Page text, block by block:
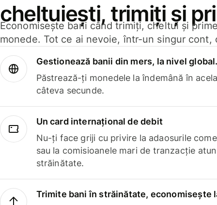
cheltuiești, trimiți și
Economisește bani când trimiți, cheltui și
monede. Tot ce ai nevoie, într-un singur cont,
Gestionează banii din mers, la nivel
Păstrează-ți monedele la îndemână în
câteva secunde.
Un card internațional de debit
Nu-ți face griji cu privire la adaosurile
sau la comisioanele mari de tranzacție
străinătate.
Trimite bani în străinătate, economisește